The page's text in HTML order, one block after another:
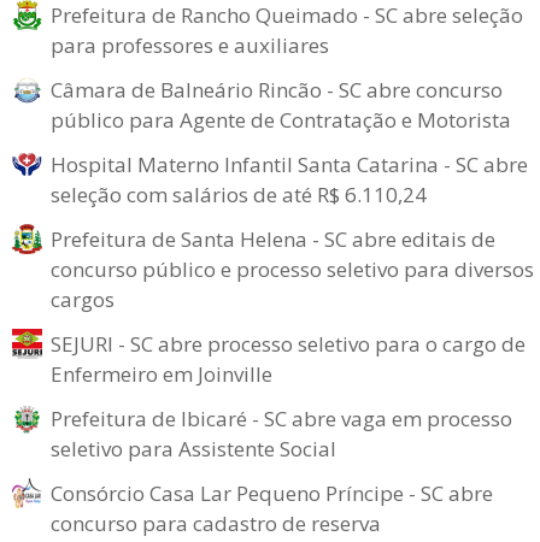
Prefeitura de Rancho Queimado - SC abre seleção
para professores e auxiliares
Câmara de Balneário Rincão - SC abre concurso
público para Agente de Contratação e Motorista
Hospital Materno Infantil Santa Catarina - SC abre
seleção com salários de até R$ 6.110,24
Prefeitura de Santa Helena - SC abre editais de
concurso público e processo seletivo para diversos
cargos
SEJURI - SC abre processo seletivo para o cargo de
Enfermeiro em Joinville
Prefeitura de Ibicaré - SC abre vaga em processo
seletivo para Assistente Social
Consórcio Casa Lar Pequeno Príncipe - SC abre
concurso para cadastro de reserva